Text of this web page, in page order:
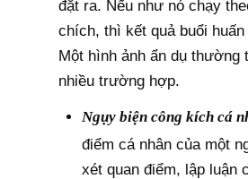
đặt ra. Nếu như nó chạy
chích, thì kết quả buổi
Một hình ảnh ẩn dụ thường
nhiều trường hợp.
Ngụy biện công kích cá
điểm cá nhân của một
xét quan điểm, lập luận